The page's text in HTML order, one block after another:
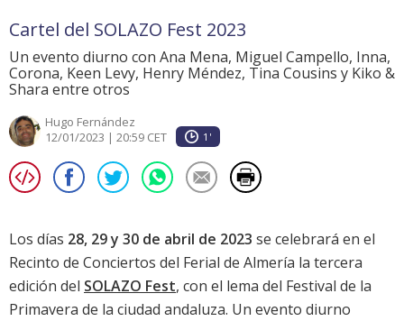
Cartel del SOLAZO Fest 2023
Un evento diurno con Ana Mena, Miguel Campello, Inna,
Corona, Keen Levy, Henry Méndez, Tina Cousins y Kiko &
Shara entre otros
Hugo Fernández
12/01/2023 | 20:59 CET
1'
Los días 28, 29 y 30 de abril de 2023 se celebrará en el
Recinto de Conciertos del Ferial de Almería la tercera
edición del SOLAZO Fest, con el lema del Festival de la
Primavera de la ciudad andaluza. Un evento diurno